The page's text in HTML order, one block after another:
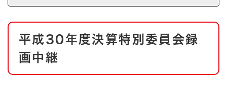
とじる
本
平成30年度決算特別委員会録
画中継